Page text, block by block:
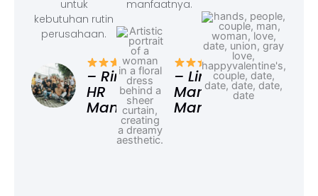
untuk
kebutuhan rutin
perusahaan.
– Rina,
HR
Manager
manfaatnya.
– Linda,
Marketing
Manager